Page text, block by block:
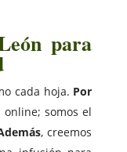
para
cada hoja. Por
somos el
, creemos